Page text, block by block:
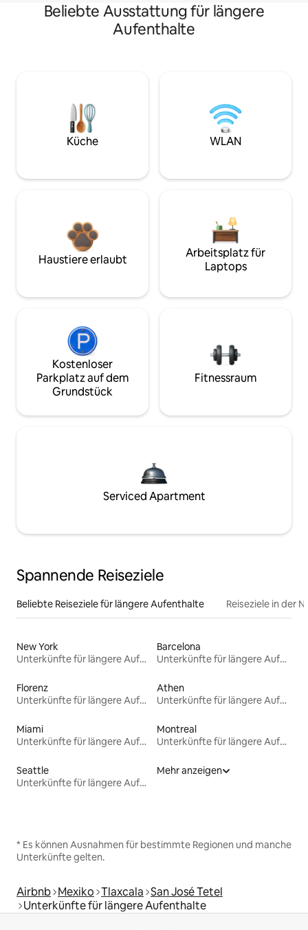
Beliebte Ausstattung für längere
Aufenthalte
Küche WLAN
Haustiere erlaubt
Arbeitsplatz für
Laptops
Kostenloser
Parkplatz auf dem
Grundstück
Fitnessraum
Serviced Apartment
Spannende Reiseziele
Beliebte Reiseziele für längere Aufenthalte Reiseziele in der
New York
Unterkünfte für längere Aufenthalte
Barcelona
Unterkünfte für längere Aufenthalte
Florenz
Unterkünfte für längere Aufenthalte
Athen
Unterkünfte für längere Aufenthalte
Miami
Unterkünfte für längere Aufenthalte
Montreal
Unterkünfte für längere Aufenthalte
Seattle
Unterkünfte für längere Aufenthalte
Mehr anzeigen
* Es können Ausnahmen für bestimmte Regionen und manche
Unterkünfte gelten.
Airbnb Mexiko Tlaxcala San José Tetel
Unterkünfte für längere Aufenthalte